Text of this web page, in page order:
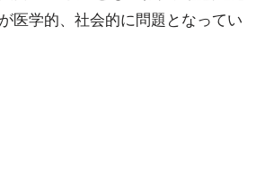
医学的、社会的に問題となってい